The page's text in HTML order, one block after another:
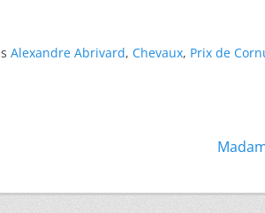
Alexandre Abrivard, Chevaux, Prix de